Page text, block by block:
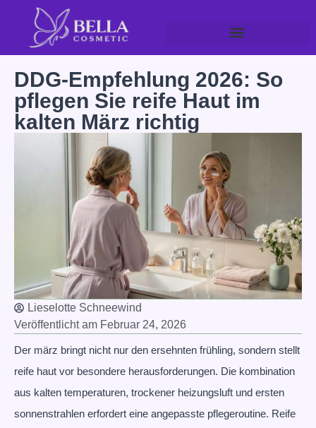
DDG-Empfehlung 2026: So
pflegen Sie reife Haut im
kalten März richtig
Lieselotte Schneewind
Veröffentlicht am Februar 24, 2026
Der märz bringt nicht nur den ersehnten frühling, sondern stellt
reife haut vor besondere herausforderungen. Die kombination
aus kalten temperaturen, trockener heizungsluft und ersten
sonnenstrahlen erfordert eine angepasste pflegeroutine. Reife